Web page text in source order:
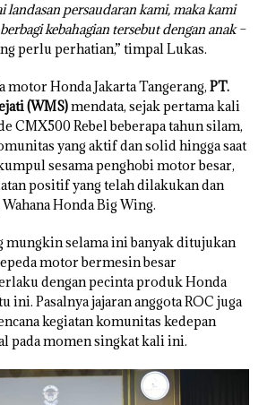
landasan persaudaran kami, maka kami
kebahagian tersebut dengan anak –
perlu perhatian,” timpal Lukas.
motor Honda Jakarta Tangerang, PT.
(WMS)mendata, sejak pertama kali
CMX500 Rebel beberapa tahun silam,
yang aktif dan solid hingga saat
sesama penghobi motor besar,
positif yang telah dilakukan dan
Honda Big Wing.
mungkin selama ini banyak ditujukan
motor bermesin besar
dengan pecinta produk Honda
ini. Pasalnya jajaran anggota ROC juga
kegiatan komunitas kedepan
pada momen singkat kali ini.